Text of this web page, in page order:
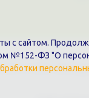
сайтом.
№152-ФЗ "О